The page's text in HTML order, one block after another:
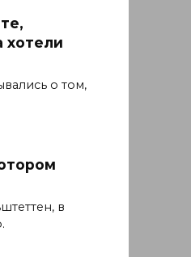
хотели
о том,
в